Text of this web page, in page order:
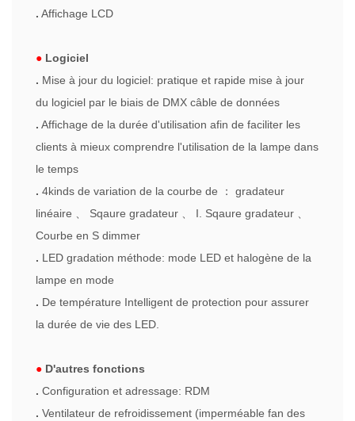
. Affichage LCD
● Logiciel
. Mise à jour du logiciel: pratique et rapide mise à jour
du logiciel par le biais de DMX câble de données
. Affichage de la durée d'utilisation afin de faciliter les
clients à mieux comprendre l'utilisation de la lampe dans
le temps
. 4kinds de variation de la courbe de ：
gradateur
linéaire 、 Sqaure gradateur 、 I. Sqaure gradateur 、
Courbe en S dimmer
. LED gradation méthode: mode LED et halogène de la
lampe en mode
. De température Intelligent de protection pour assurer
la durée de vie des LED.
● D'autres fonctions
. Configuration et adressage: RDM
. Ventilateur de refroidissement (imperméable fan des